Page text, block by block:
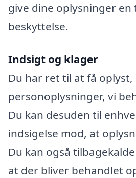
give dine oplysninger
beskyttelse.
Indsigt og klager
Du har ret til at få oplyst,
personoplysninger, vi
Du kan desuden til
indsigelse mod, at
Du kan også
at der bliver behandlet